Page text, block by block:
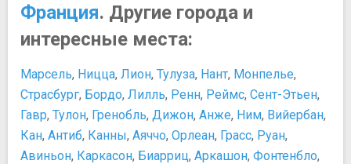
Дом-музей Оноре де Бальзака
Лувр
Музей Мармоттан-Моне
Музей на набережной Бранли
Музей Оранжери
Музей Орсе
Музей парфюмерии «Фрагонар»
Франция. Другие города и
интересные места:
Марсель, Ницца, Лион, Тулуза, Нант, Монпелье,
Страсбург, Бордо, Лилль, Ренн, Реймс, Сент-Этьен,
Гавр, Тулон, Гренобль, Дижон, Анже, Ним, Вийербан,
Кан, Антиб, Канны, Аяччо, Орлеан, Грасс, Руан,
Авиньон, Каркасон, Биарриц, Аркашон, Фонтенбло,